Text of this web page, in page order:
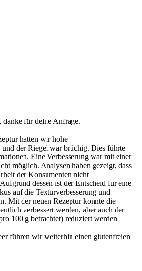
danke für deine Anfrage.
hatten wir hohe
und der Riegel war brüchig. Dies führte
Eine Verbesserung war mit einer
möglich. Analysen haben gezeigt, dass
der Konsumenten nicht
dessen ist der Entscheid für eine
auf die Texturverbesserung und
Mit der neuen Rezeptur konnte die
verbessert werden, aber auch der
100 g betrachtet) reduziert werden.
führen wir weiterhin einen glutenfreien